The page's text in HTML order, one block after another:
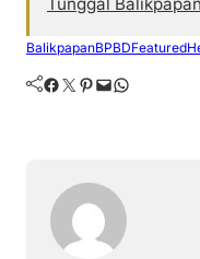
BalikpapanBPBDFeatured
Facebook Twitter Pinterest Mail WhatsApp